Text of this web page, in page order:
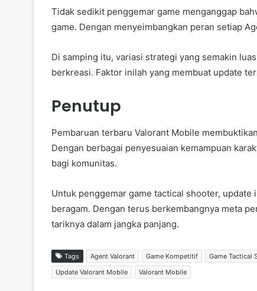
Tidak sedikit penggemar game menganggap
game. Dengan menyeimbangkan peran setiap
Di samping itu, variasi strategi yang semakin
berkreasi. Faktor inilah yang membuat update
Penutup
Pembaruan terbaru Valorant Mobile
Dengan berbagai penyesuaian kemampuan
bagi komunitas.
Untuk penggemar game tactical shooter,
beragam. Dengan terus berkembangnya meta
tariknya dalam jangka panjang.
Tags Agent Valorant Game Kompetitif Game Tactical
Update Valorant Mobile
Valorant Mobile